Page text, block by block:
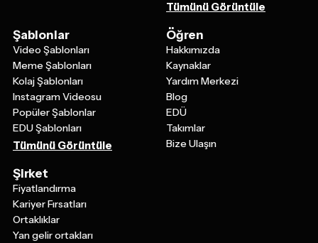
Meme Şablonları
Kolaj Şablonları
Instagram Videosu
Popüler Şablonlar
EDU Şablonları
Tümünü Görüntüle
Öğren
Kaynaklar
Yardım Merkezi
Blog
EDÜ
Takımlar
Bize Ulaşın
Şirket
Kariyer Fırsatları
Ortaklıklar
Yan gelir ortakları
Sürüm Notları
İade Politikası